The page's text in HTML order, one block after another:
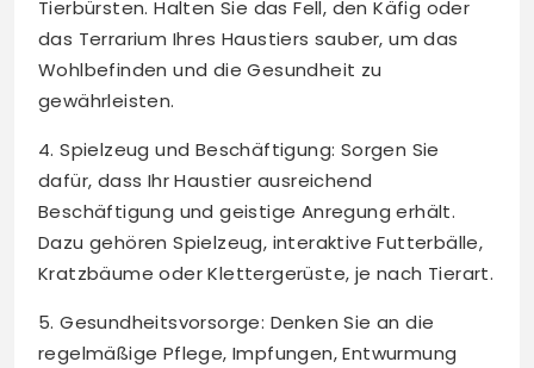
Tierbürsten. Halten Sie das Fell, den Käfig oder
das Terrarium Ihres Haustiers sauber, um das
Wohlbefinden und die Gesundheit zu
gewährleisten.
4. Spielzeug und Beschäftigung: Sorgen Sie
dafür, dass Ihr Haustier ausreichend
Beschäftigung und geistige Anregung erhält.
Dazu gehören Spielzeug, interaktive Futterbälle,
Kratzbäume oder Klettergerüste, je nach Tierart.
5. Gesundheitsvorsorge: Denken Sie an die
regelmäßige Pflege, Impfungen, Entwurmung